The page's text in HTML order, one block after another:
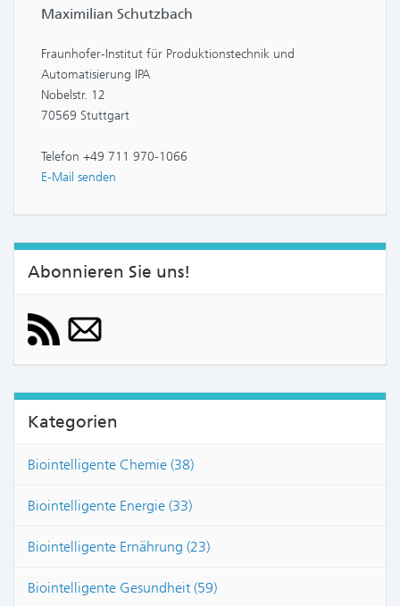
Maximilian Schutzbach
Fraunhofer-Institut für Produktionstechnik und
Automatisierung IPA
Nobelstr. 12
70569 Stuttgart
Telefon +49 711 970-1066
E-Mail senden
Abonnieren Sie uns!
Kategorien
Biointelligente Chemie (38)
Biointelligente Energie (33)
Biointelligente Ernährung (23)
Biointelligente Gesundheit (59)